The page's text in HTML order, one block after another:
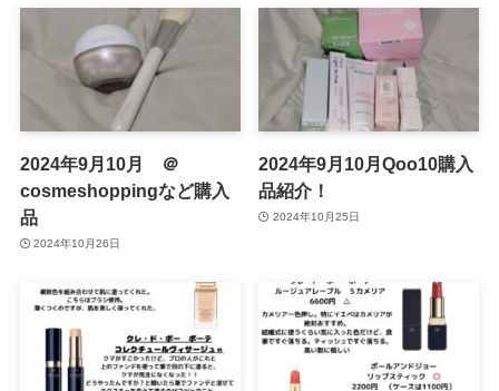
2024年9月10月 ＠
cosmeshoppingなど購入
品
2024年10月26日
2024年9月10月Qoo10購入
品紹介！
2024年10月25日